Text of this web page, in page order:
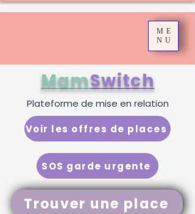
ME
NU
Trouver une place
MamSwitch
SOS garde urgente
Voir les offres de places
Plateforme de mise en relation